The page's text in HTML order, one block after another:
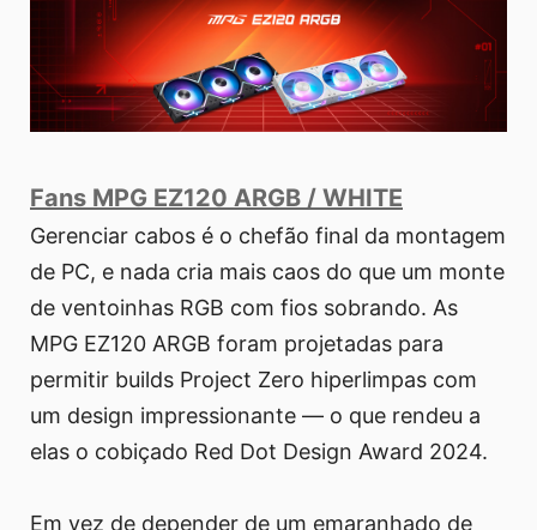
Fans MPG EZ120 ARGB / WHITE
Gerenciar cabos é o chefão final da montagem
de PC, e nada cria mais caos do que um monte
de ventoinhas RGB com fios sobrando. As
MPG EZ120 ARGB foram projetadas para
permitir builds Project Zero hiperlimpas com
um design impressionante — o que rendeu a
elas o cobiçado Red Dot Design Award 2024.
Em vez de depender de um emaranhado de